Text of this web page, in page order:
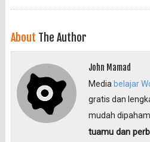
About The Author
John Mamad
Media belajar
gratis dan
mudah
tuamu dan